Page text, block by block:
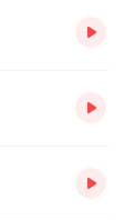
喜马拉雅
询在线客